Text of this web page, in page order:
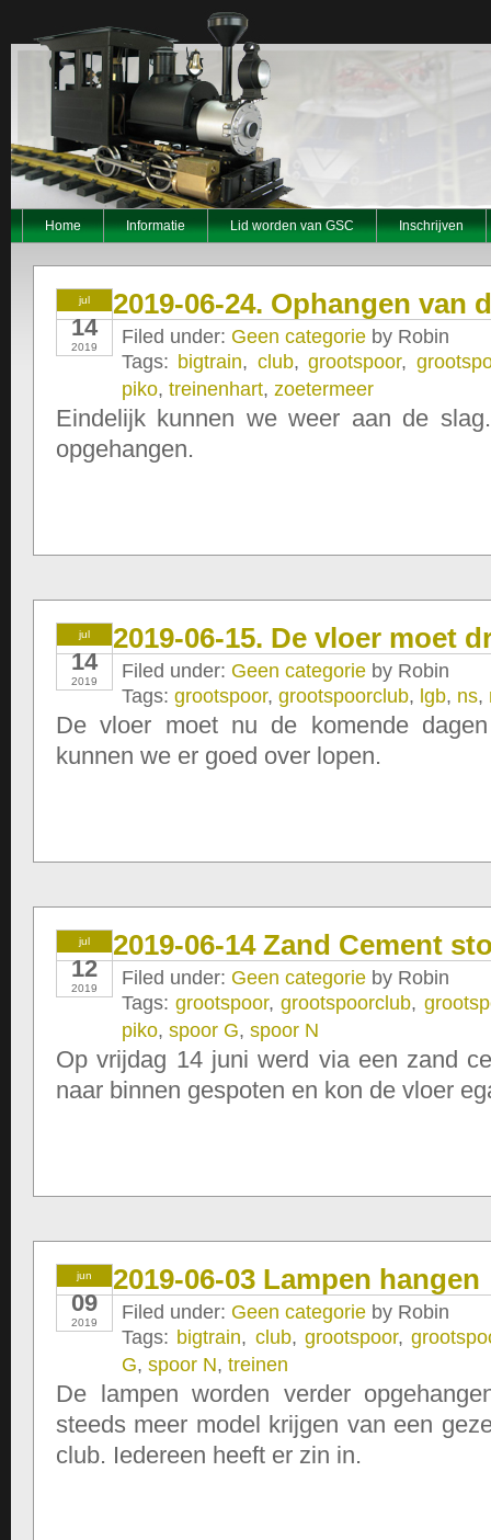
Home Informatie Lid worden van GSC Inschrijven
jul
14
2019
2019-06-24. Ophangen van
Filed under: Geen categorie by Robin
Tags: bigtrain, club,grootspoor,
piko, treinenhart, zoetermeer
Eindelijk kunnen we weer aan de
opgehangen.
jul
14
2019
2019-06-15. De vloer moet
Filed under: Geen categorie by Robin
Tags: grootspoor, grootspoorclub, lgb, ns,
De vloer moet nu de komende
kunnen we er goed over lopen.
jul
12
2019
2019-06-14 Zand Cement
Filed under: Geen categorie by Robin
Tags:grootspoor,grootspoorclub,
piko, spoor G, spoor N
Op vrijdag 14 juni werd via een zand
naar binnen gespoten en kon de vloer
jun
09
2019
2019-06-03 Lampen hangen
Filed under: Geen categorie by Robin
Tags: bigtrain, club, grootspoor,
G, spoor N, treinen
De lampen worden verder
steeds meer model krijgen van een
club. Iedereen heeft er zin in.